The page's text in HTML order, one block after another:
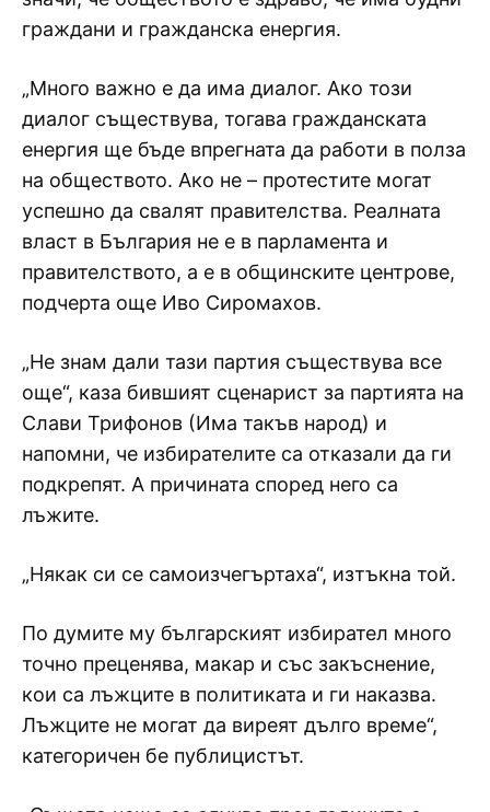
граждани и гражданска енергия.
„Много важно е да има диалог. Ако този
диалог съществува, тогава гражданската
енергия ще бъде впрегната да работи в полза
на обществото. Ако не – протестите могат
успешно да свалят правителства. Реалната
власт в България не е в парламента и
правителството, а е в общинските центрове,
подчерта още Иво Сиромахов.
„Не знам дали тази партия съществува все
още“, каза бившият сценарист за партията на
Слави Трифонов (Има такъв народ) и
напомни, че избирателите са отказали да ги
подкрепят. А причината според него са
лъжите.
„Някак си се самоизчегъртаха“, изтъкна той.
По думите му българският избирател много
точно преценява, макар и със закъснение,
кои са лъжците в политиката и ги наказва.
Лъжците не могат да виреят дълго време“,
категоричен бе публицистът.